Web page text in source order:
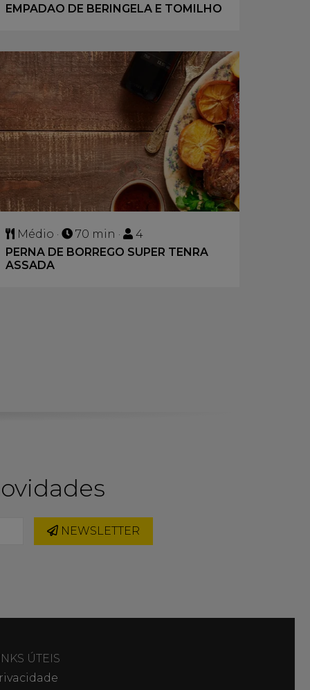
EMPADAO DE BERINGELA E TOMILHO
Médio · 70 min ·
4
PERNA DE BORREGO SUPER TENRA
ASSADA
NEWSLETTER
ÚTEIS